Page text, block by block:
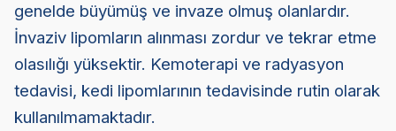
genelde büyümüş ve invaze olmuş olanlardır.
İnvaziv lipomların alınması zordur ve tekrar etme
olasılığı yüksektir. Kemoterapi ve radyasyon
tedavisi, kedi lipomlarının tedavisinde rutin olarak
kullanılmamaktadır.